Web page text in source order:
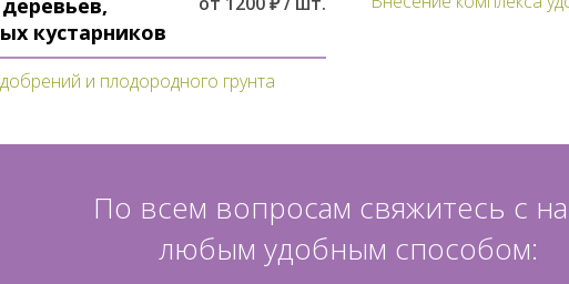
кустарников
и плодородного грунта
По всем вопросам свяжитесь с
любым удобным способом: